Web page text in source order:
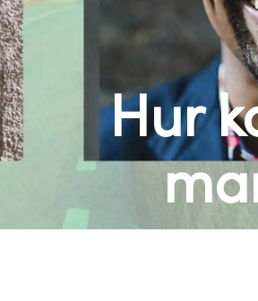
Hur